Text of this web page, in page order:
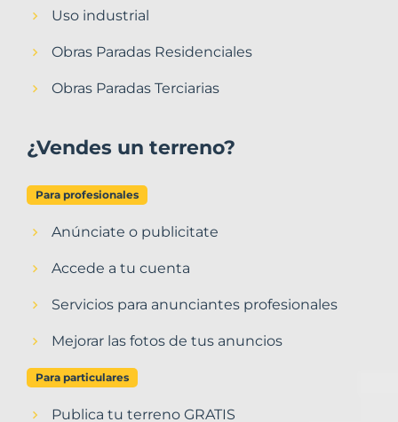
Uso industrial
Obras Paradas Residenciales
Obras Paradas Terciarias
¿Vendes un terreno?
Para profesionales
Anúnciate o publicitate
Accede a tu cuenta
Servicios para anunciantes profesionales
Mejorar las fotos de tus anuncios
Para particulares
Publica tu terreno GRATIS